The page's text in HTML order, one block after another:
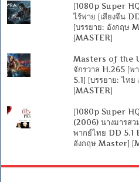
[1080p Super
ไร้พ่าย [เสียงจีน
[บรรยาย: อังกฤษ
[MASTER]
Masters of the
จักรวาล H.265 [พ
5.1] [บรรยาย: ไท
[MASTER]
[1080p Super
(2006) นางมารสว
พากย์ไทย DD 5.1
อังกฤษ Master]